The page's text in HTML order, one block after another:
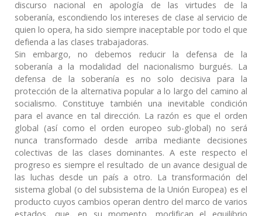
discurso nacional en apología de las virtudes de la
soberanía, escondiendo los intereses de clase al servicio de
quien lo opera, ha sido siempre inaceptable por todo el que
defienda a las clases trabajadoras.
Sin embargo, no debemos reducir la defensa de la
soberanía a la modalidad del nacionalismo burgués. La
defensa de la soberanía es no solo decisiva para la
protección de la alternativa popular a lo largo del camino al
socialismo. Constituye también una inevitable condición
para el avance en tal dirección. La razón es que el orden
global (así como el orden europeo sub-global) no será
nunca transformado desde arriba mediante decisiones
colectivas de las clases dominantes. A este respecto el
progreso es siempre el resultado de un avance desigual de
las luchas desde un país a otro. La transformación del
sistema global (o del subsistema de la Unión Europea) es el
producto cuyos cambios operan dentro del marco de varios